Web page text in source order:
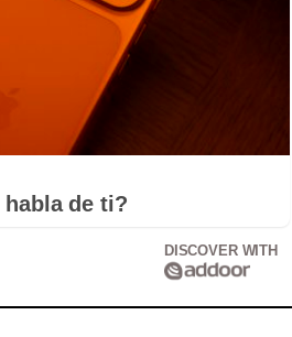
de ti?
DISCOVER WITH